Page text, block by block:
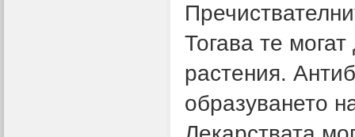
Тогава те
растения.
образуването